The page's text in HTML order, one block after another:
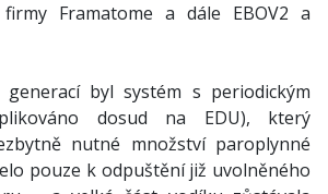
Framatome a dále EBOV2 a
byl systém s periodickým
dosud na EDU), který
nutné množství paroplynné
pouze k odpuštění již uvolněného